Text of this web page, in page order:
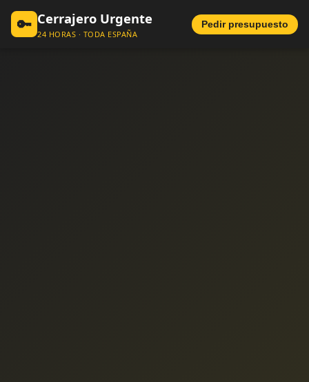
🔑 Cerrajero Urgente
24 HORAS · TODA ESPAÑA
Pedir presupuesto